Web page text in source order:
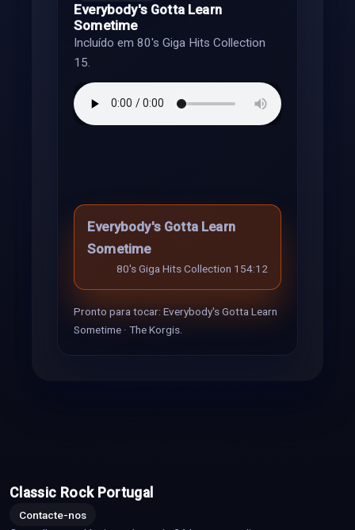
Everybody's Gotta Learn
Sometime
Incluído em 80's Giga Hits Collection
15.
Everybody's Gotta Learn
Sometime
80's Giga Hits Collection 154:12
Pronto para tocar: Everybody's Gotta Learn
Sometime · The Korgis.
Classic Rock Portugal
Contacte-nos